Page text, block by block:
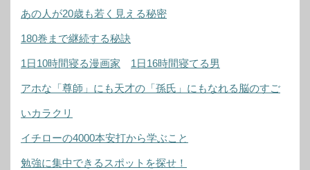
あの人が20歳も若く見える秘密
180巻まで継続する秘訣
1日10時間寝る漫画家 1日16時間寝てる男
アホな「尊師」にも天才の「孫氏」にもなれる脳のすご
いカラクリ
イチローの4000本安打から学ぶこと
勉強に集中できるスポットを探せ！